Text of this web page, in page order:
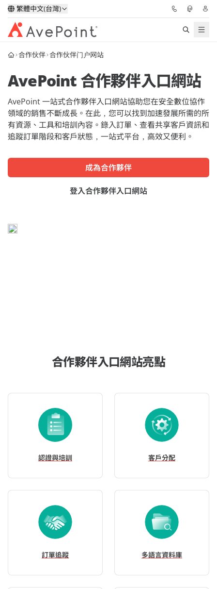
繁體中文(台灣)
解決方案
信心協作平台
定價
合作夥伴
資源
合作伙伴 合作伙伴门户网站
AvePoint 合作夥伴入口網站
AvePoint 一站式合作夥伴入口網站協助您在安全數位協作
領域的銷售不斷成長。在此，您可以找到加速發展所需的所
有資源、工具和培訓內容。錄入訂單、查看共享客戶資訊和
追蹤訂單階段和客戶狀態，一站式平台，高效又便利。
成為合作夥伴
登入合作夥伴入口網站
合作夥伴入口網站亮點
認證與培訓 客戶分配
訂單追蹤 多語言資料庫